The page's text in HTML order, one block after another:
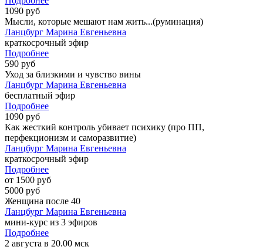
1090 руб
Мысли, которые мешают нам жить...(руминация)
Ланцбург Марина Евгеньевна
краткосрочный эфир
Подробнее
590 руб
Уход за близкими и чувство вины
Ланцбург Марина Евгеньевна
бесплатный эфир
Подробнее
1090 руб
Как жесткий контроль убивает психику (про ПП,
перфекционизм и саморазвитие)
Ланцбург Марина Евгеньевна
краткосрочный эфир
Подробнее
от 1500 руб
5000 руб
Женщина после 40
Ланцбург Марина Евгеньевна
мини-курс из 3 эфиров
Подробнее
2 августа в 20.00 мск